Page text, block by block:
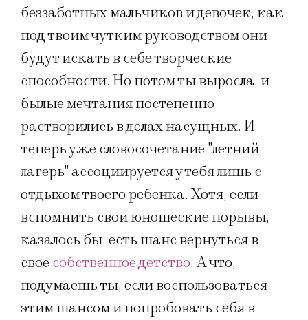
беззаботных мальчиков и девочек, как
под твоим чутким руководством они
будут искать в себе творческие
способности. Но потом ты выросла, и
былые мечтания постепенно
растворились в делах насущных. И
теперь уже словосочетание "летний
лагерь" ассоциируется у тебя лишь с
отдыхом твоего ребенка. Хотя, если
вспомнить свои юношеские порывы,
казалось бы, есть шанс вернуться в
своесобственное детство. А что,
подумаешь ты, если воспользоваться
этим шансом и попробовать себя в